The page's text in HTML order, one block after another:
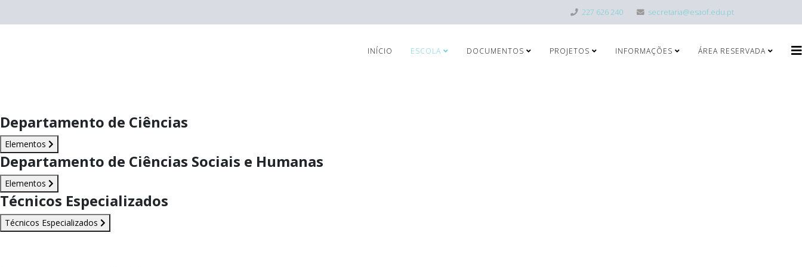
227 626 240 secretaria@esaof.edu.pt
INÍCIO ESCOLA DOCUMENTOS PROJETOS INFORMAÇÕES ÁREA RESERVADA
Departamento de Ciências
Elementos
Departamento de Ciências Sociais e Humanas
Elementos
Técnicos Especializados
Técnicos Especializados